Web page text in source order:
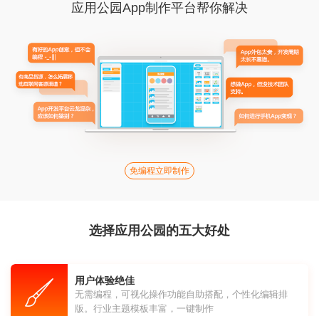
应用公园App制作平台帮你解决
免编程立即制作
选择应用公园的五大好处
用户体验绝佳
无需编程，可视化操作功能自助搭配，个性化编辑排
版。行业主题模板丰富，一键制作